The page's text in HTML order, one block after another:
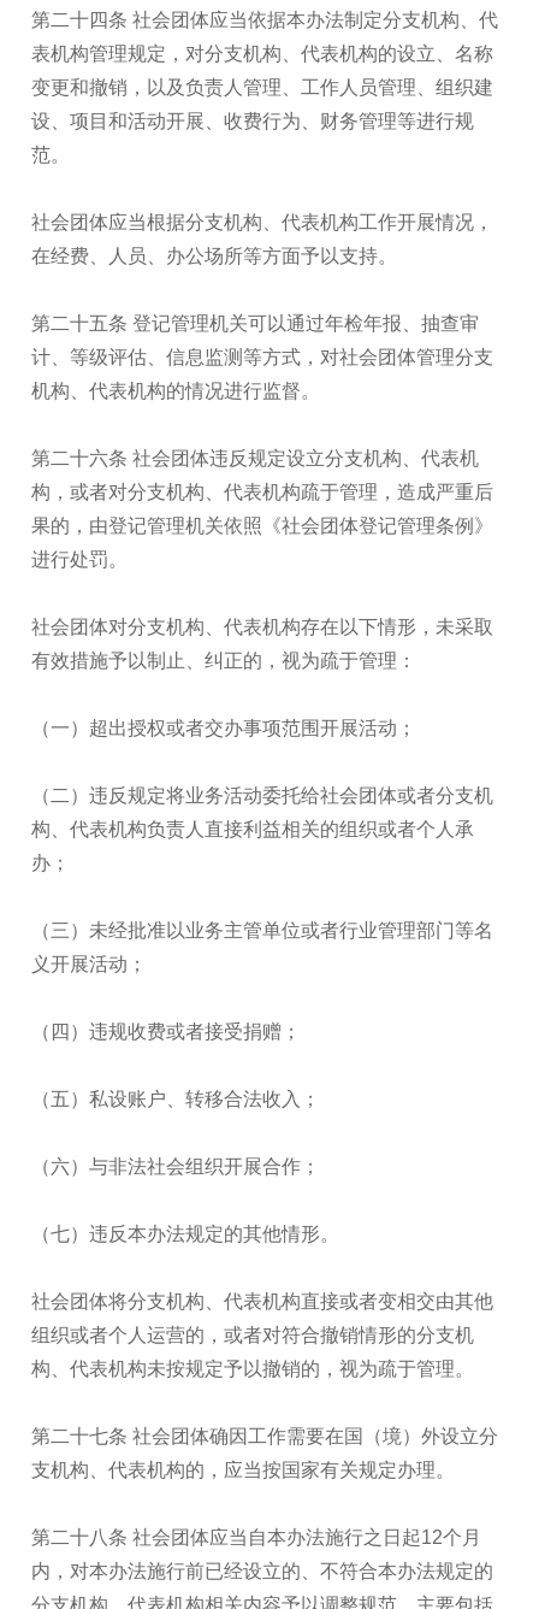
第二十四条 社会团体应当依据本办法制定分支机构、代
表机构管理规定，对分支机构、代表机构的设立、名称
变更和撤销，以及负责人管理、工作人员管理、组织建
设、项目和活动开展、收费行为、财务管理等进行规
范。
社会团体应当根据分支机构、代表机构工作开展情况，
在经费、人员、办公场所等方面予以支持。
第二十五条 登记管理机关可以通过年检年报、抽查审
计、等级评估、信息监测等方式，对社会团体管理分支
机构、代表机构的情况进行监督。
第二十六条 社会团体违反规定设立分支机构、代表机
构，或者对分支机构、代表机构疏于管理，造成严重后
果的，由登记管理机关依照《社会团体登记管理条例》
进行处罚。
社会团体对分支机构、代表机构存在以下情形，未采取
有效措施予以制止、纠正的，视为疏于管理：
（一）超出授权或者交办事项范围开展活动；
（二）违反规定将业务活动委托给社会团体或者分支机
构、代表机构负责人直接利益相关的组织或者个人承
办；
（三）未经批准以业务主管单位或者行业管理部门等名
义开展活动；
（四）违规收费或者接受捐赠；
（五）私设账户、转移合法收入；
（六）与非法社会组织开展合作；
（七）违反本办法规定的其他情形。
社会团体将分支机构、代表机构直接或者变相交由其他
组织或者个人运营的，或者对符合撤销情形的分支机
构、代表机构未按规定予以撤销的，视为疏于管理。
第二十七条 社会团体确因工作需要在国（境）外设立分
支机构、代表机构的，应当按国家有关规定办理。
第二十八条 社会团体应当自本办法施行之日起12个月
内，对本办法施行前已经设立的、不符合本办法规定的
分支机构、代表机构相关内容予以调整规范，主要包括